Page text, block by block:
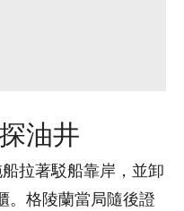
油井
拉著駁船靠岸，並卸
。格陵蘭當局隨後證